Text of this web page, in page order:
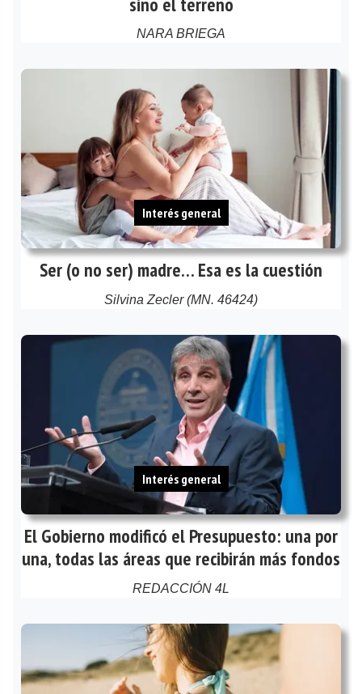
NARA BRIEGA
Ser (o no ser) madre… Esa es la cuestión
Silvina Zecler (MN. 46424)
Interés general
El Gobierno modificó el Presupuesto: una por
una, todas las áreas que recibirán más fondos
REDACCIÓN 4L
Interés general